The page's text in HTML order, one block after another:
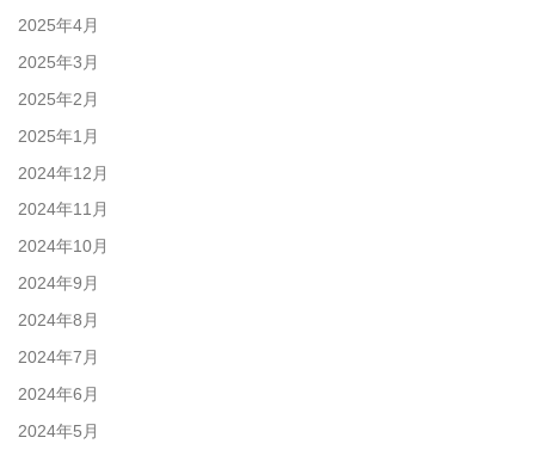
2025年4月
2025年3月
2025年2月
2025年1月
2024年12月
2024年11月
2024年10月
2024年9月
2024年8月
2024年7月
2024年6月
2024年5月